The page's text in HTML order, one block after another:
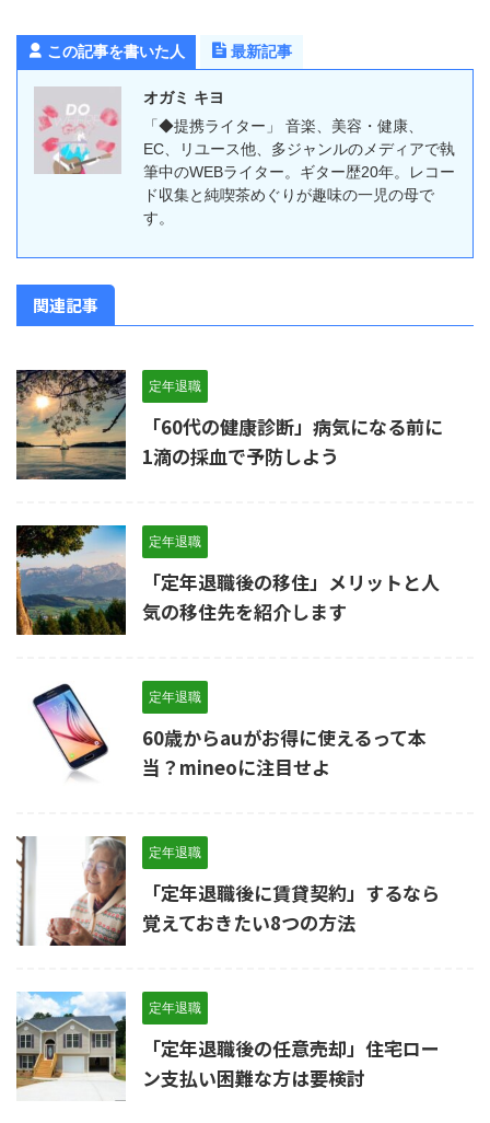
この記事を書いた人 最新記事
オガミ キヨ
「◆提携ライター」 音楽、美容・健康、
EC、リユース他、多ジャンルのメディアで執
筆中のWEBライター。ギター歴20年。レコー
ド収集と純喫茶めぐりが趣味の一児の母で
す。
関連記事
定年退職
「60代の健康診断」病気になる前に
1滴の採血で予防しよう
定年退職
「定年退職後の移住」メリットと人
気の移住先を紹介します
定年退職
60歳からauがお得に使えるって本
当？mineoに注目せよ
定年退職
「定年退職後に賃貸契約」するなら
覚えておきたい8つの方法
定年退職
「定年退職後の任意売却」住宅ロー
ン支払い困難な方は要検討